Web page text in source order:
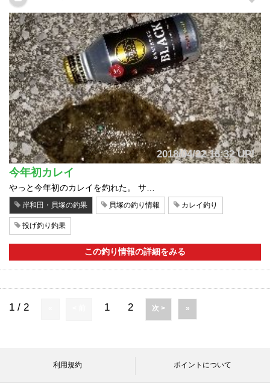
2018/04/22 16:32 UP!
今年初カレイ
やっと今年初のカレイを釣れた。 サ…
岸和田・貝塚の釣果 貝塚の釣り情報 カレイ釣り
投げ釣り釣果
この釣り情報の詳細をみる
1 / 2 1 2 次 > »
利用規約 ポイントについて